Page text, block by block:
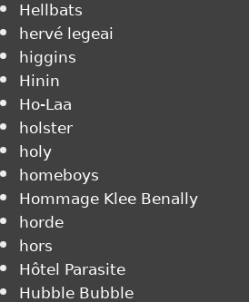
Hellbats
hervé legeai
higgins
Hinin
Ho-Laa
holster
holy
homeboys
Hommage Klee Benally
horde
hors
Hôtel Parasite
Hubble Bubble